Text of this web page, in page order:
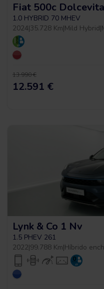
Fiat 500c Dolcevita
1.0 HYBRID 70 MHEV
2024|35.728 Km|Mild Hybrid|
13.990 €
12.591 €
Lynk & Co 1 Nv
1.5 PHEV 261
2022|99.788 Km|Híbrido